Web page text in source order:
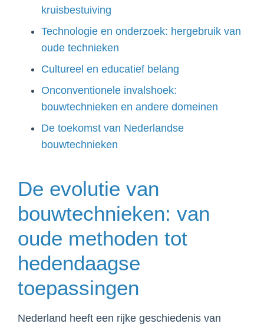
kruisbestuiving
Technologie en onderzoek: hergebruik van
oude technieken
Cultureel en educatief belang
Onconventionele invalshoek:
bouwtechnieken en andere domeinen
De toekomst van Nederlandse
bouwtechnieken
De evolutie van
bouwtechnieken: van
oude methoden tot
hedendaagse
toepassingen
Nederland heeft een rijke geschiedenis van